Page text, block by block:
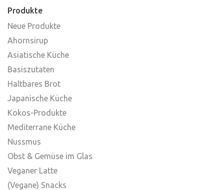
Produkte
Neue Produkte
Ahornsirup
Asiatische Küche
Basiszutaten
Haltbares Brot
Japanische Küche
Kokos-Produkte
Mediterrane Küche
Nussmus
Obst & Gemüse im Glas
Veganer Latte
(Vegane) Snacks